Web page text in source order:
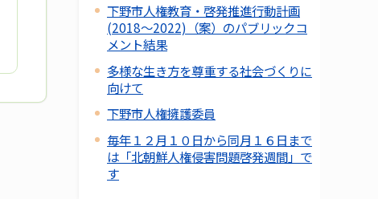
下野市人権教育・啓発推進行動計画
(2018～2022)（案）のパブリックコ
メント結果
多様な生き方を尊重する社会づくりに
向けて
下野市人権擁護委員
毎年１２月１０日から同月１６日まで
は「北朝鮮人権侵害問題啓発週間」で
す